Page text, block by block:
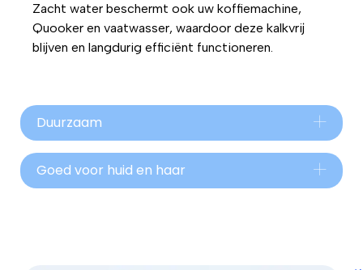
Zacht water beschermt ook uw koffiemachine,
Quooker en vaatwasser, waardoor deze kalkvrij
blijven en langdurig efficiënt functioneren.
Duurzaam
Goed voor huid en haar